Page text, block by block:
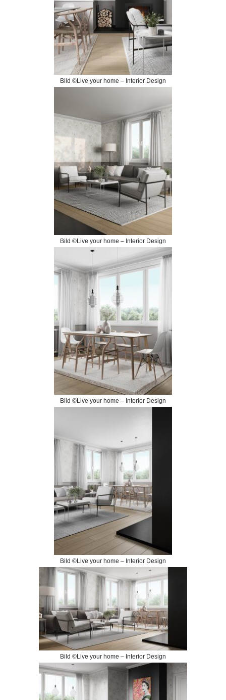
Bild ©Live your home – Interior Design
Bild ©Live your home – Interior Design
Bild ©Live your home – Interior Design
Bild ©Live your home – Interior Design
Bild ©Live your home – Interior Design